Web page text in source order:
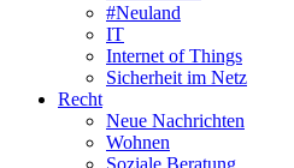
#Neuland
IT
Internet of Things
Sicherheit im Netz
Recht
Neue Nachrichten
Wohnen